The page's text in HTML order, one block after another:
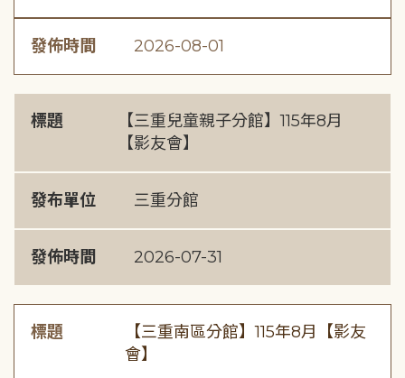
發佈時間 2026-08-01
標題
【三重兒童親子分館】115年8月
【影友會】
發布單位 三重分館
發佈時間 2026-07-31
標題
【三重南區分館】115年8月【影友
會】